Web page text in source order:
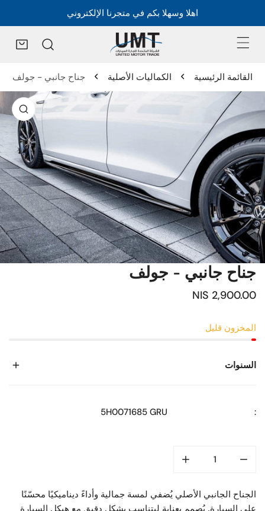
اهلا وسهلا بكم في متجرنا الإلكتروني
القائمة الرئيسية الكماليات الأصلية جناح جانبي - جولف
جناح جانبي - جولف
السعر
2,900.00 NIS
المخزون قليل
السنوات
2024
:
5H0071685 GRU
الجناح الجانبي الأصلي يُضفي لمسة جمالية وأداءً ديناميكيًا محسّنًا
على السيارة. يُصمم بعناية ليتناسب بشكل دقيق مع هيكل السيارة